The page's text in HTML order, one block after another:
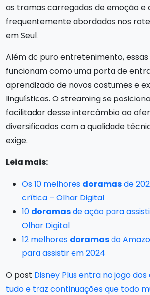
as tramas carregadas de emoção e
frequentemente abordados nos
em Seul.
Além do puro entretenimento,
funcionam como uma porta de
aprendizado de novos costumes e
linguísticas. O streaming se
facilitador desse intercâmbio ao
diversificados com a qualidade
exige.
Leia mais:
Os 10 melhores doramasde
crítica – Olhar Digital
10 doramasde ação para
Olhar Digital
12 melhores doramasdo
para assistir em 2024
O post Disney Plus entra no jogo
tudo e traz continuações que todo